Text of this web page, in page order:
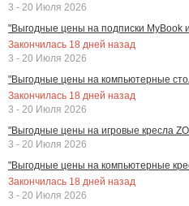
3 - 20 Июля 2026
"Выгодные цены на подписки MyBook
Закончилась 18 дней назад
3 - 20 Июля 2026
"Выгодные цены на компьютерные
Закончилась 18 дней назад
3 - 20 Июля 2026
"Выгодные цены на игровые кресла
3 - 20 Июля 2026
"Выгодные цены на компьютерные
Закончилась 18 дней назад
3 - 20 Июля 2026